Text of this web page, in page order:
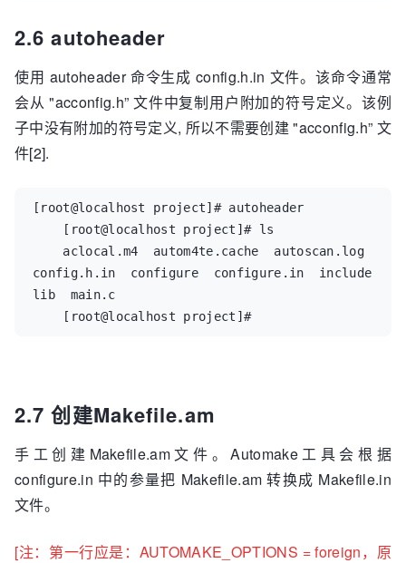
2.6 autoheader
使用 autoheader 命令生成 config.h.in 文件。该命令通常
会从 "acconfig.h” 文件中复制用户附加的符号定义。该例
子中没有附加的符号定义, 所以不需要创建 "acconfig.h” 文
件[2].
[root@localhost project]# autoheader
config.h.in  configure  configure.in  include
lib  main.c
    [root@localhost project]#
2.7 创建Makefile.am
手工创建Makefile.am文件。Automake工具会根据
configure.in 中的参量把 Makefile.am 转换成 Makefile.in
文件。
[注：第一行应是：AUTOMAKE_OPTIONS = foreign，原